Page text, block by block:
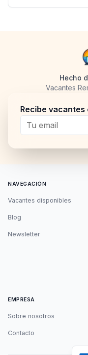
Hecho
Vacantes
Recibe vacantes
NAVEGACIÓN
Vacantes disponibles
Blog
Newsletter
EMPRESA
Sobre nosotros
Contacto